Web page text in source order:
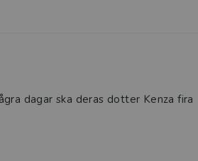
dagar ska deras dotter Kenza fira